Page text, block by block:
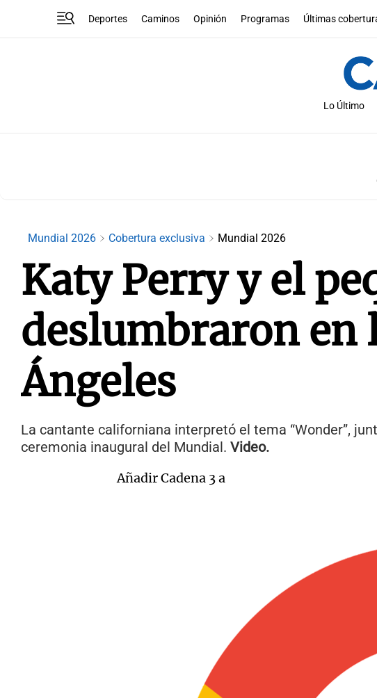
Deportes Caminos Opinión Programas Últimas
Lo Último
Mundial 2026 Cobertura exclusiva Mundial 2026
Katy Perry y el
deslumbraron en
Ángeles
La cantante californiana interpretó el tema “Wonder”,
ceremonia inaugural del Mundial. Video.
Añadir Cadena 3 a